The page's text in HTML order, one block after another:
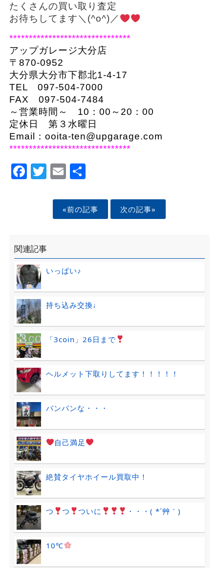
たくさんの買い取り査定
お待ちしてます＼(^o^)／
*******************************
アップガレージ大分店
〒870-0952
大分県大分市下郡北1-4-17
TEL 097-504-7000
FAX 097-504-7484
～営業時間～ 10：00～20：00
定休日 第３水曜日
Email： ooita-ten@upgarage.com
*******************************
Facebook
Twitter
EmailShare
«前の記事 次の記事»
関連記事
いっぱい♪
持ち込み交換♩
「3coin」26日まで
ヘルメット下取りしてます！！！！！
パンパンな・・・
自己満足
絶賛タイヤホイール買取中！
つ つ ついに ・・・( *´艸｀)
10℃